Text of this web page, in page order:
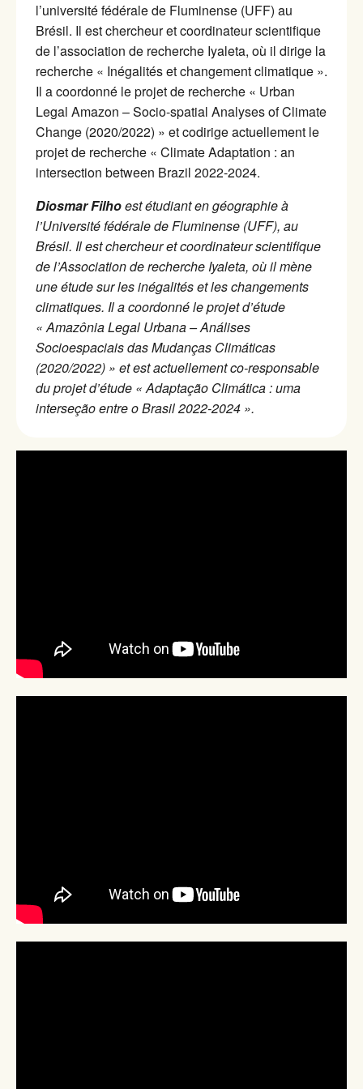
l’université fédérale de Fluminense (UFF) au
Brésil. Il est chercheur et coordinateur scientifique
de l’association de recherche Iyaleta, où il dirige la
recherche « Inégalités et changement climatique ».
Il a coordonné le projet de recherche « Urban
Legal Amazon – Socio-spatial Analyses of Climate
Change (2020/2022) » et codirige actuellement le
projet de recherche « Climate Adaptation : an
intersection between Brazil 2022-2024.
Diosmar Filhoest étudiant en géographie à
l’Université fédérale de Fluminense (UFF), au
Brésil. Il est chercheur et coordinateur scientifique
de l’Association de recherche Iyaleta, où il mène
une étude sur les inégalités et les changements
climatiques. Il a coordonné le projet d’étude
« Amazônia Legal Urbana – Análises
Socioespaciais das Mudanças Climáticas
(2020/2022) » et est actuellement co-responsable
du projet d’étude « Adaptação Climática : uma
interseção entre o Brasil 2022-2024 ».